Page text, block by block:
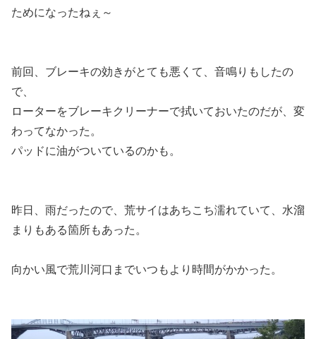
ためになったねぇ～
前回、ブレーキの効きがとても悪くて、音鳴りもしたの
で、
ローターをブレーキクリーナーで拭いておいたのだが、変
わってなかった。
パッドに油がついているのかも。
昨日、雨だったので、荒サイはあちこち濡れていて、水溜
まりもある箇所もあった。
向かい風で荒川河口までいつもより時間がかかった。